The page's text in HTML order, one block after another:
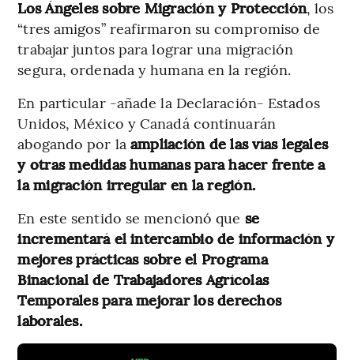
Los Ángeles sobre Migración y Protección, los
“tres amigos” reafirmaron su compromiso de
trabajar juntos para lograr una migración
segura, ordenada y humana en la región.
En particular -añade la Declaración- Estados
Unidos, México y Canadá continuarán
abogando por la ampliación de las vías legales
y otras medidas humanas para hacer frente a
la migración irregular en la región.
En este sentido se mencionó que se
incrementará el intercambio de información y
mejores prácticas sobre el Programa
Binacional de Trabajadores Agrícolas
Temporales para mejorar los derechos
laborales.